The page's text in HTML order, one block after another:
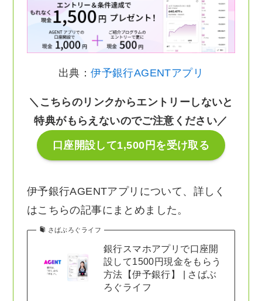
出典：伊予銀行AGENTアプリ
＼こちらのリンクからエントリーしないと
特典がもらえないのでご注意ください／
口座開設して1,500円を受け取る
伊予銀行AGENTアプリについて、詳しく
はこちらの記事にまとめました。
さばぶろぐライフ
銀行スマホアプリで口座開
設して1500円現金をもらう
方法【伊予銀行】 | さばぶ
ろぐライフ